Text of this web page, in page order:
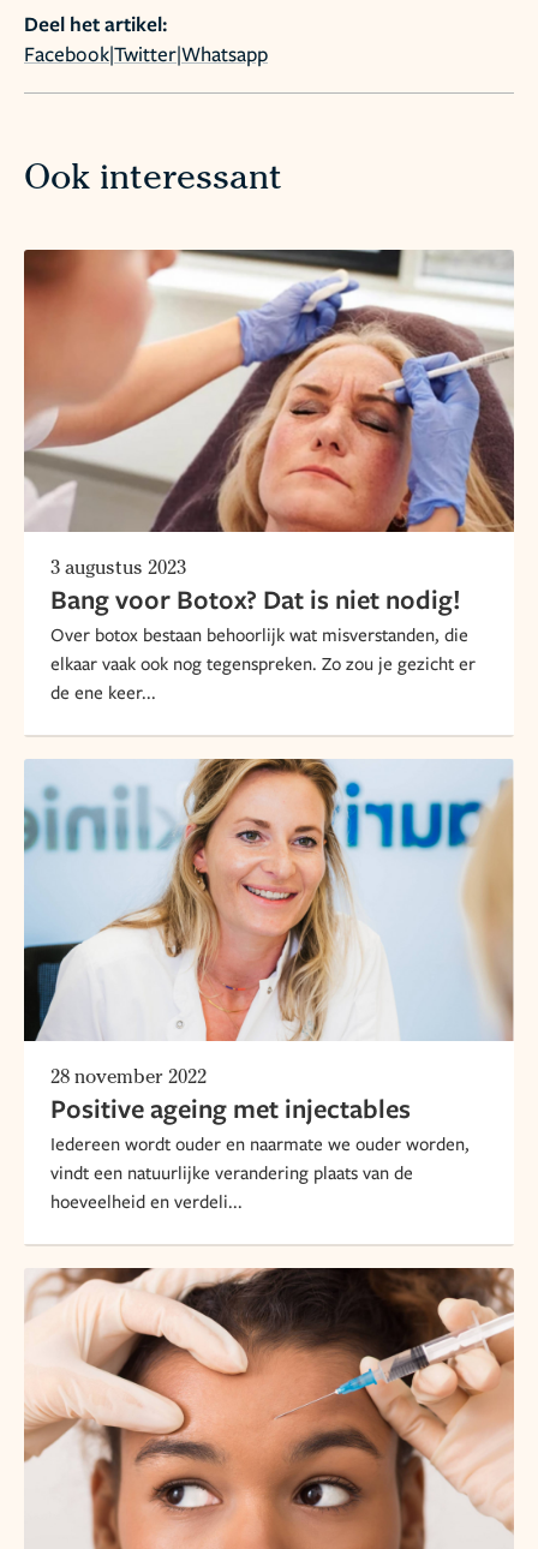
Deel het artikel:
Facebook|Twitter|Whatsapp
Ook interessant
3 augustus 2023
Bang voor Botox? Dat is niet nodig!
Over botox bestaan behoorlijk wat misverstanden, die
elkaar vaak ook nog tegenspreken. Zo zou je gezicht er
de ene keer...
28 november 2022
Positive ageing met injectables
Iedereen wordt ouder en naarmate we ouder worden,
vindt een natuurlijke verandering plaats van de
hoeveelheid en verdeli...